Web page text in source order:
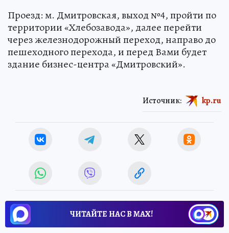
Проезд: м. Дмитровская, выход №4, пройти по
территории «Хлебозавода», далее перейти
через железнодорожный переход, направо до
пешеходного перехода, и перед Вами будет
здание бизнес-центра «Дмитровский».
Источник: kp.ru
ЧИТАЙТЕ НАС В МАХ!